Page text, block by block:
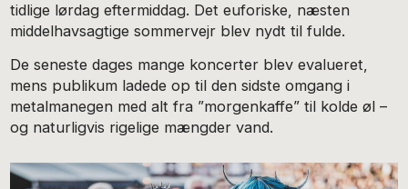
tidlige lørdag eftermiddag. Det euforiske, næsten
middelhavsagtige sommervejr blev nydt til fulde.
De seneste dages mange koncerter blev evalueret,
mens publikum ladede op til den sidste omgang i
metalmanegen med alt fra ”morgenkaffe” til kolde øl –
og naturligvis rigelige mængder vand.